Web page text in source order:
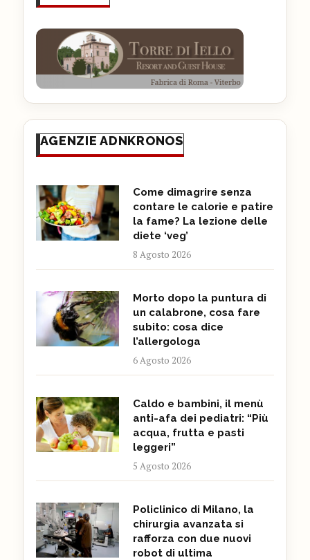
AGENZIE ADNKRONOS
Come dimagrire senza
contare le calorie e patire
la fame? La lezione delle
diete ‘veg’
8 Agosto 2026
Morto dopo la puntura di
un calabrone, cosa fare
subito: cosa dice
l’allergologa
6 Agosto 2026
Caldo e bambini, il menù
anti-afa dei pediatri: “Più
acqua, frutta e pasti
leggeri”
5 Agosto 2026
Policlinico di Milano, la
chirurgia avanzata si
rafforza con due nuovi
robot di ultima